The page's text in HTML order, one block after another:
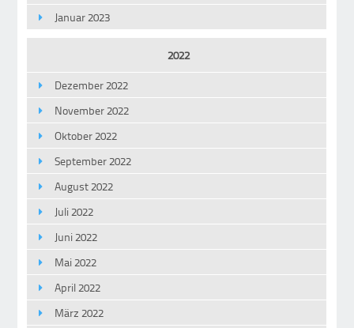
Januar 2023
2022
Dezember 2022
November 2022
Oktober 2022
September 2022
August 2022
Juli 2022
Juni 2022
Mai 2022
April 2022
März 2022